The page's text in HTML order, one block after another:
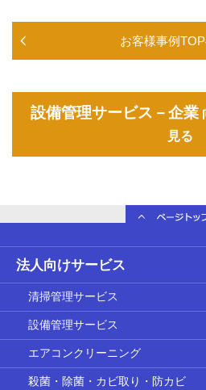
お客様事例
設備管理サービス－企業
見る
法人向けサービス
清掃管理サービス
設備管理サービス
エアコンクリーニング
殺菌・除菌・カビ取り・防カビ